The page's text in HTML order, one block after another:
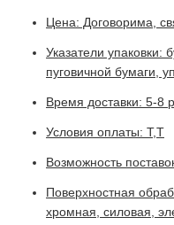
Цена: Договорима,
Указатели упаковки:
пуговичной бумаги,
Время доставки: 5-8
Условия оплаты: T,T
Возможность
Поверхностная
хромная, силовая,